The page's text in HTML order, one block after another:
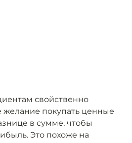
свойственно
желание покупать ценные
в сумме, чтобы
Это похоже на